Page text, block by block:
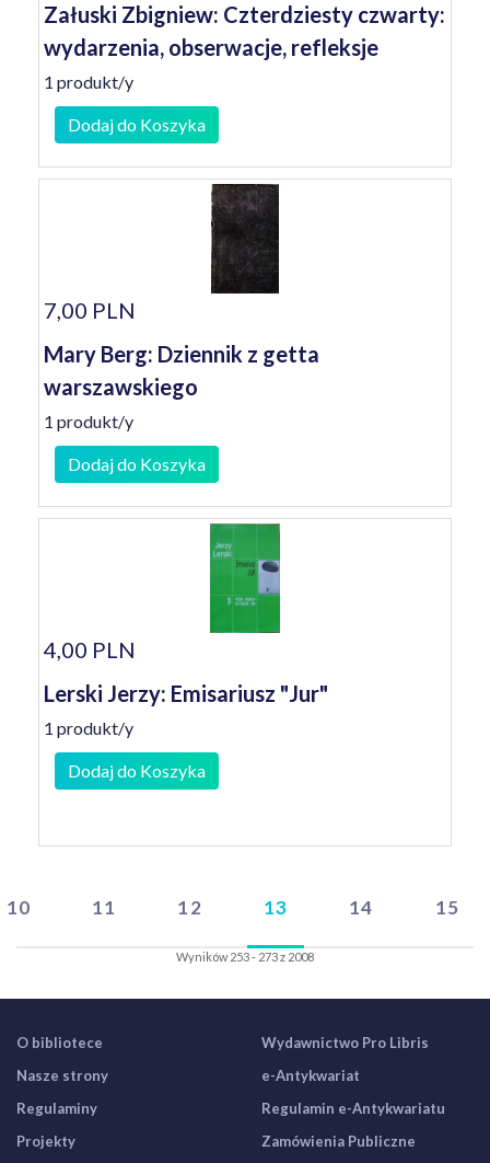
Załuski Zbigniew: Czterdziesty czwarty:
wydarzenia, obserwacje, refleksje
1 produkt/y
Dodaj do Koszyka
7,00 PLN
Mary Berg: Dziennik z getta
warszawskiego
1 produkt/y
Dodaj do Koszyka
4,00 PLN
Lerski Jerzy: Emisariusz "Jur"
1 produkt/y
Dodaj do Koszyka
10 11 12 13 14 15
Wyników 253 - 273 z 2008
O bibliotece
Nasze strony
Regulaminy
Projekty
Wydawnictwo Pro Libris
e-Antykwariat
Regulamin e-Antykwariatu
Zamówienia Publiczne